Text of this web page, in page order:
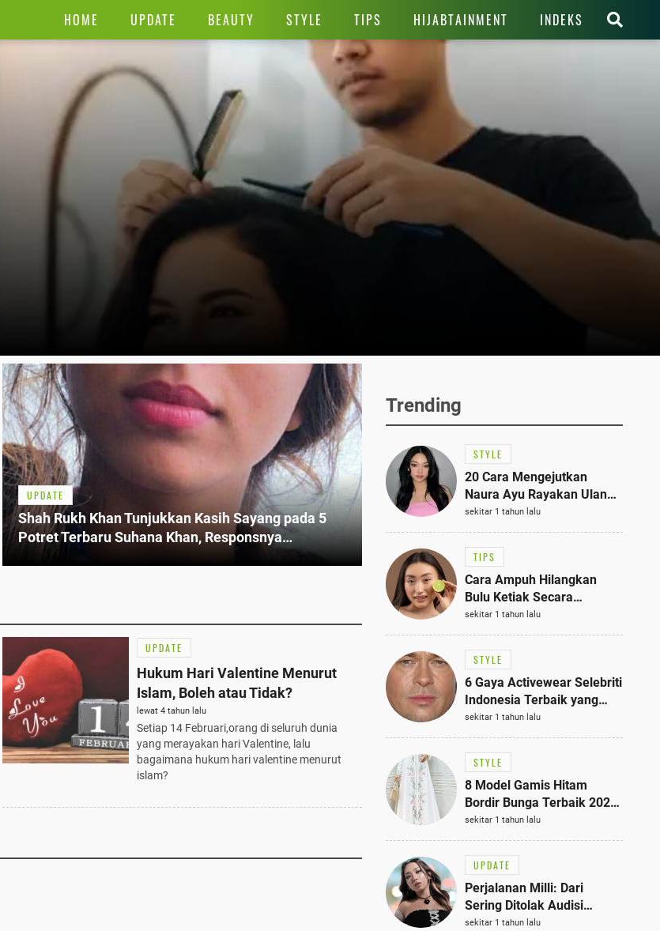
HOME UPDATE BEAUTY STYLE TIPS HIJABTAINMENT INDEKS
UPDATE
Shah Rukh Khan Tunjukkan Kasih Sayang pada 5
Potret Terbaru Suhana Khan, Responsnya
Mengejutkan!
UPDATE
Hukum Hari Valentine Menurut
Islam, Boleh atau Tidak?
lewat 4 tahun lalu
Setiap 14 Februari,orang di seluruh dunia
yang merayakan hari Valentine, lalu
bagaimana hukum hari valentine menurut
islam?
Trending
STYLE
20 Cara Mengejutkan
Naura Ayu Rayakan Ulang
Tahun di Panti Asuhan,
Terlihat Anggun dengan
Kaftan Cokelat
sekitar 1 tahun lalu
TIPS
Cara Ampuh Hilangkan
Bulu Ketiak Secara
Permanen dalam 5
Langkah Sederhana
sekitar 1 tahun lalu
STYLE
6 Gaya Activewear Selebriti
Indonesia Terbaik yang
Bisa Jadi Inspirasi
Fashionmu
sekitar 1 tahun lalu
STYLE
8 Model Gamis Hitam
Bordir Bunga Terbaik 2025,
Stylish untuk Hangout
hingga Acara Semi-Formal
sekitar 1 tahun lalu
UPDATE
Perjalanan Milli: Dari
Sering Ditolak Audisi
hingga Menjadi Rapper Top
sekitar 1 tahun lalu